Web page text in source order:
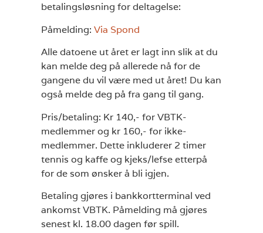
betalingsløsning for deltagelse:
Påmelding: Via Spond
Alle datoene ut året er lagt inn slik at du
kan melde deg på allerede nå for de
gangene du vil være med ut året! Du kan
også melde deg på fra gang til gang.
Pris/betaling: Kr 140,- for VBTK-
medlemmer og kr 160,- for ikke-
medlemmer. Dette inkluderer 2 timer
tennis og kaffe og kjeks/lefse etterpå
for de som ønsker å bli igjen.
Betaling gjøres i bankkortterminal ved
ankomst VBTK. Påmelding må gjøres
senest kl. 18.00 dagen før spill.